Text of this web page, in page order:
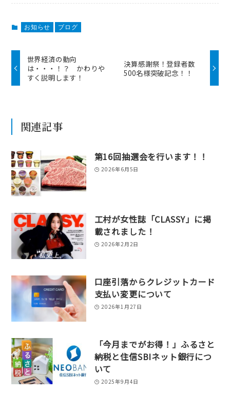
お知らせ ブログ
世界経済の動向
は・・・！？ かわりや
すく説明します！
決算感謝祭！登録者数
500名様突破記念！！
関連記事
第16回抽選会を行います！！
2026年6月5日
工村が女性誌「CLASSY」に掲
載されました！
2026年2月2日
口座引落からクレジットカード
支払い変更について
2026年1月27日
「今月までがお得！」ふるさと
納税と住信SBIネット銀行につ
いて
2025年9月4日